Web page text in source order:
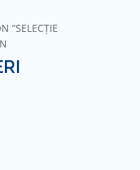
“SELECȚIE